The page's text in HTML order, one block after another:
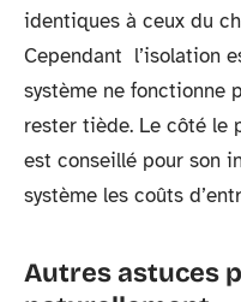
identiques à ceux du
Cependant l’isolation
système ne fonctionne
rester tiède. Le côté le
est conseillé pour son
système les coûts
Autres astuces